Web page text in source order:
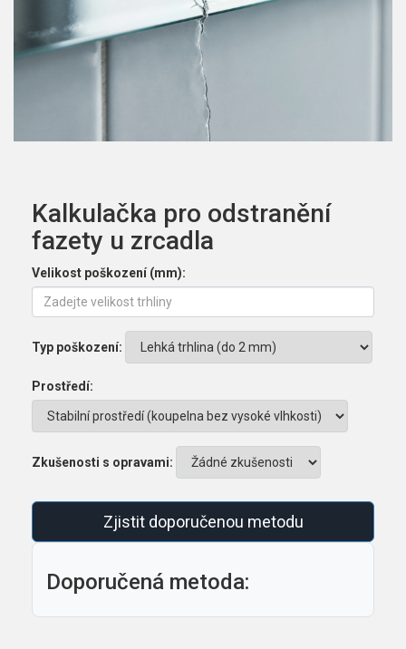
Kalkulačka pro odstranění
fazety u zrcadla
Velikost poškození (mm):
Typ poškození:
Prostředí:
Zkušenosti s opravami:
Zjistit doporučenou metodu
Doporučená metoda: